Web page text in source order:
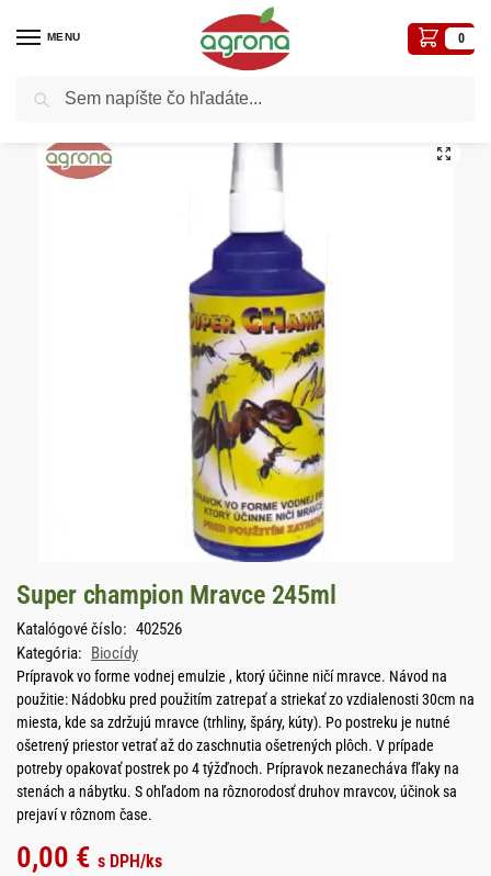
MENU 0
Domov Postreky-prípravky proti chorobám a škodcom
Super champion Mravce 245ml
Katalógové číslo: 402526
Kategória: Biocídy
Prípravok vo forme vodnej emulzie , ktorý účinne ničí mravce. Návod na
použitie: Nádobku pred použitím zatrepať a striekať zo vzdialenosti 30cm na
miesta, kde sa zdržujú mravce (trhliny, špáry, kúty). Po postreku je nutné
ošetrený priestor vetrať až do zaschnutia ošetrených plôch. V prípade
potreby opakovať postrek po 4 týžďnoch. Prípravok nezanecháva fľaky na
stenách a nábytku. S ohľadom na rôznorodosť druhov mravcov, účinok sa
prejaví v rôznom čase.
0,00 € s DPH/ks